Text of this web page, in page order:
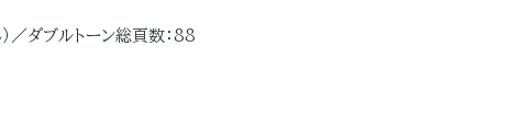
／ダブルトーン総頁数：88